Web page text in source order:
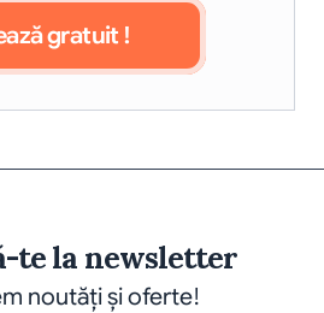
gratuit !
te la newsletter
noutăți și oferte!